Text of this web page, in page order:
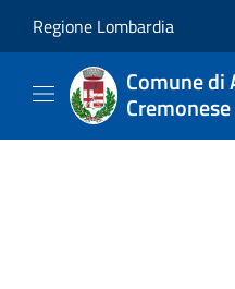
Regione Lombardia
Comune di
Cremonese